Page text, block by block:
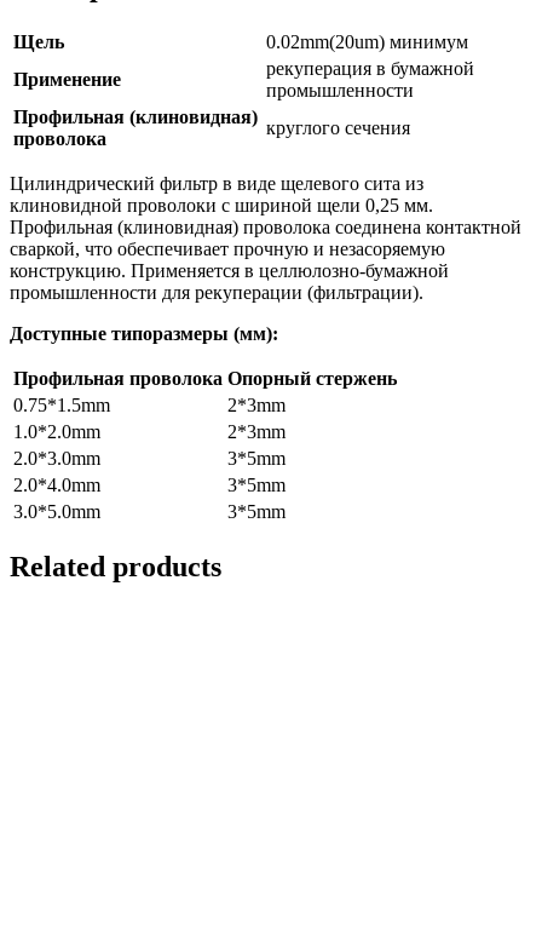
Щель
0.02mm(20um) минимум
Применение
рекуперация в бумажной
промышленности
Профильная (клиновидная)
проволока
круглого сечения
Цилиндрический фильтр в виде щелевого сита из
клиновидной проволоки с шириной щели 0,25 мм.
Профильная (клиновидная) проволока соединена контактной
сваркой, что обеспечивает прочную и незасоряемую
конструкцию. Применяется в целлюлозно-бумажной
промышленности для рекуперации (фильтрации).
Доступные типоразмеры (мм):
Профильная проволока Опорный стержень
0.75*1.5mm
2*3mm
1.0*2.0mm
2*3mm
2.0*3.0mm
3*5mm
2.0*4.0mm
3*5mm
3.0*5.0mm
3*5mm
Related products